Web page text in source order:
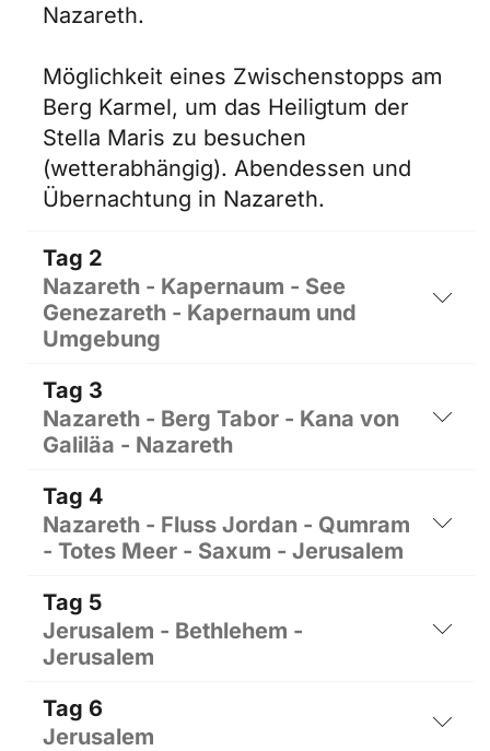
Nazareth.
Möglichkeit eines Zwischenstopps am
Berg Karmel, um das Heiligtum der
Stella Maris zu besuchen
(wetterabhängig). Abendessen und
Übernachtung in Nazareth.
Tag 2
Nazareth - Kapernaum - See
Genezareth - Kapernaum und
Umgebung
Tag 3
Nazareth - Berg Tabor - Kana von
Galiläa - Nazareth
Tag 4
Nazareth - Fluss Jordan - Qumram
- Totes Meer - Saxum - Jerusalem
Tag 5
Jerusalem - Bethlehem -
Jerusalem
Tag 6
Jerusalem